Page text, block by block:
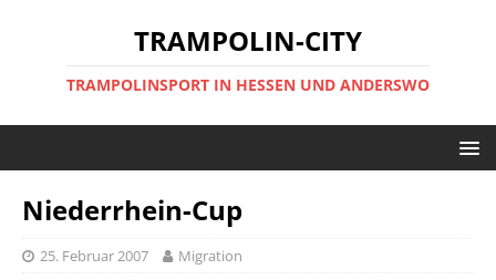
TRAMPOLIN-CITY
TRAMPOLINSPORT IN HESSEN UND ANDERSWO
Niederrhein-Cup
25. Februar 2007 Migration